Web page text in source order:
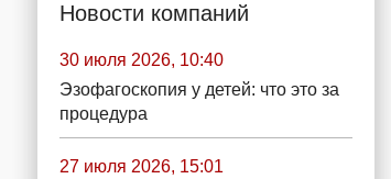
Новости компаний
30 июля 2026, 10:40
Эзофагоскопия у детей: что это за
процедура
27 июля 2026, 15:01